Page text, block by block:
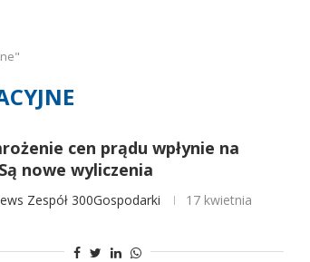
cen prądu wpłynie na
nowe wyliczenia
Zespół 300Gospodarki
17 kwietnia